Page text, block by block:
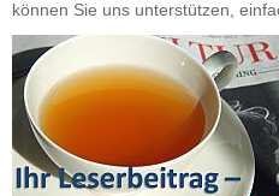
können Sie uns unterstützen,